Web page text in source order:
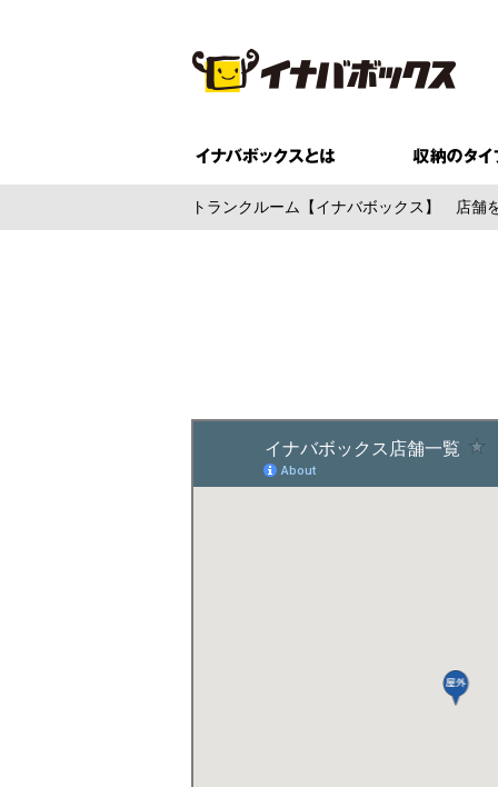
トランクルーム【イナバボックス】 店舗